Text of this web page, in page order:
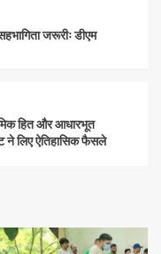
जरूरीः डीएम
हित और आधारभूत
ने लिए ऐतिहासिक फैसले